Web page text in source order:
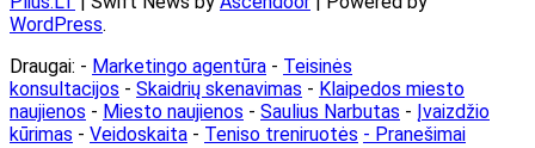
WordPress.
Draugai: - Marketingo agentūra - Teisinės
konsultacijos - Skaidrių skenavimas - Klaipedos miesto
naujienos - Miesto naujienos - Saulius Narbutas - Įvaizdžio
kūrimas - Veidoskaita - Teniso treniruotės - Pranešimai